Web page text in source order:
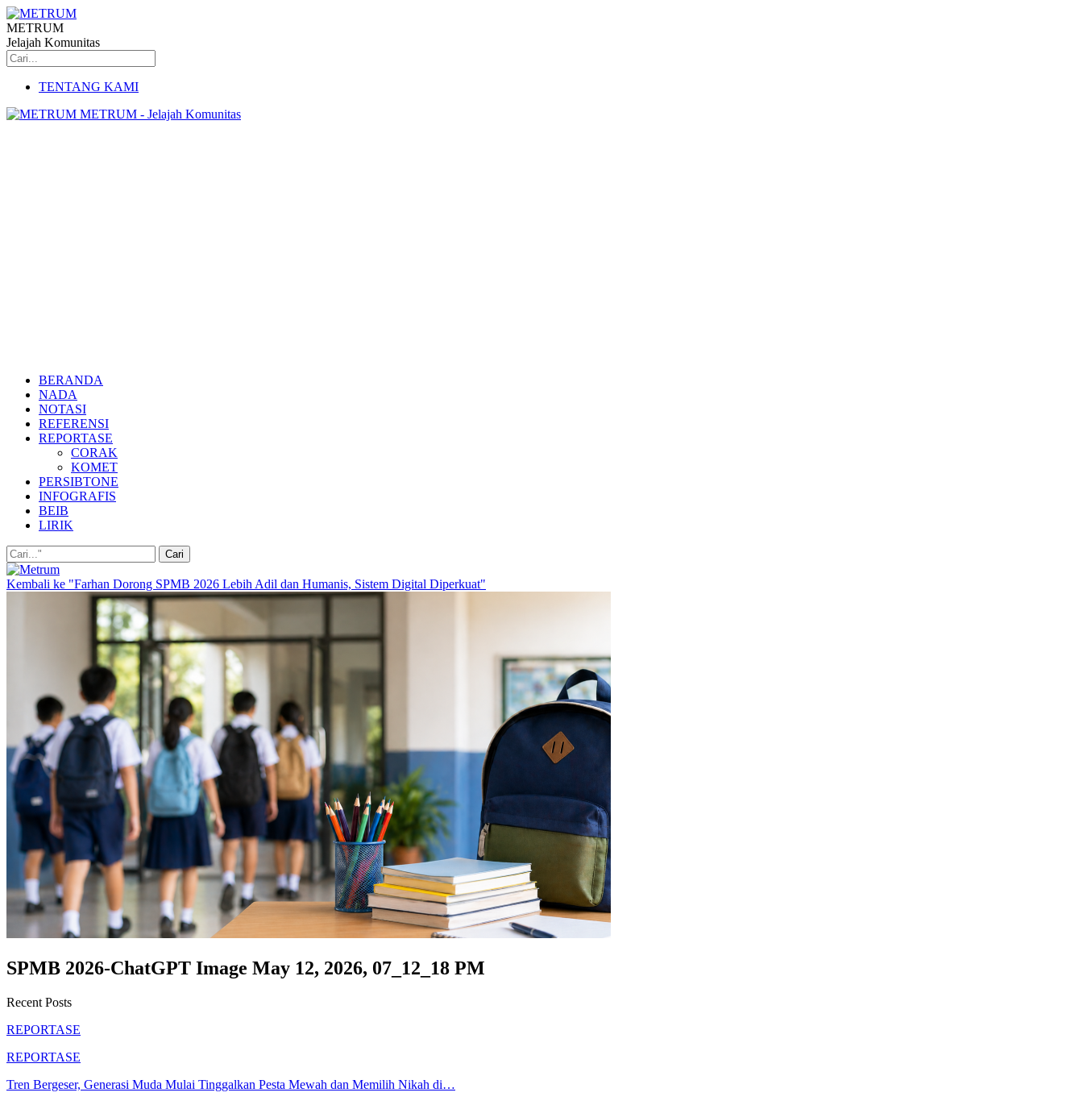
METRUM
Jelajah Komunitas
TENTANG KAMI
METRUM - Jelajah Komunitas
BERANDA
NADA
NOTASI
REFERENSI
REPORTASE
CORAK
KOMET
PERSIBTONE
INFOGRAFIS
BEIB
LIRIK
Kembali ke "Farhan Dorong SPMB 2026 Lebih Adil dan Humanis, Sistem Digital Diperkuat"
SPMB 2026-ChatGPT Image May 12, 2026, 07_12_18 PM
Recent Posts
REPORTASE
REPORTASE
Tren Bergeser, Generasi Muda Mulai Tinggalkan Pesta Mewah dan Memilih Nikah di…